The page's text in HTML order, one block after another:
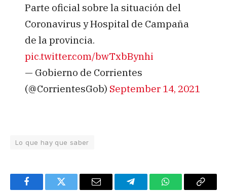
Parte oficial sobre la situación del
Coronavirus y Hospital de Campaña
de la provincia.
pic.twitter.com/bwTxbBynhi
— Gobierno de Corrientes
(@CorrientesGob) September 14, 2021
Lo que hay que saber